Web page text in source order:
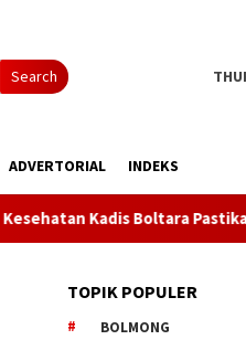
Search
ADVERTORIAL INDEKS
Boltara Pastikan
TOPIK POPULER
BOLMONG